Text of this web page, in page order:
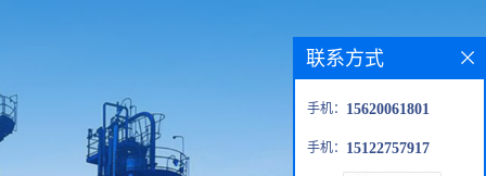
联系方式
手机： 15620061801
手机： 15122757917